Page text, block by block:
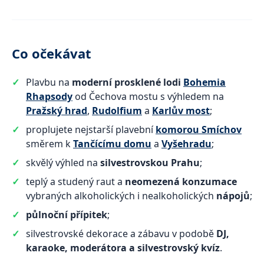
Co očekávat
Plavbu na moderní prosklené lodi Bohemia
Rhapsody od Čechova mostu s výhledem na
Pražský hrad, Rudolfium a Karlův most;
proplujete nejstarší plavebníkomorou Smíchov
směrem kTančícímu domu a Vyšehradu;
skvělý výhled na silvestrovskou Prahu;
teplý a studený raut a neomezená konzumace
vybraných alkoholických i nealkoholických nápojů;
půlnoční přípitek;
silvestrovské dekorace a zábavu v podobě DJ,
karaoke, moderátora a silvestrovský kvíz.